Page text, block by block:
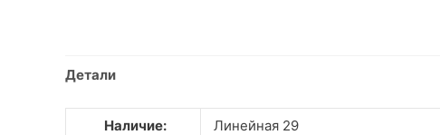
Детали
Наличие: Линейная 29